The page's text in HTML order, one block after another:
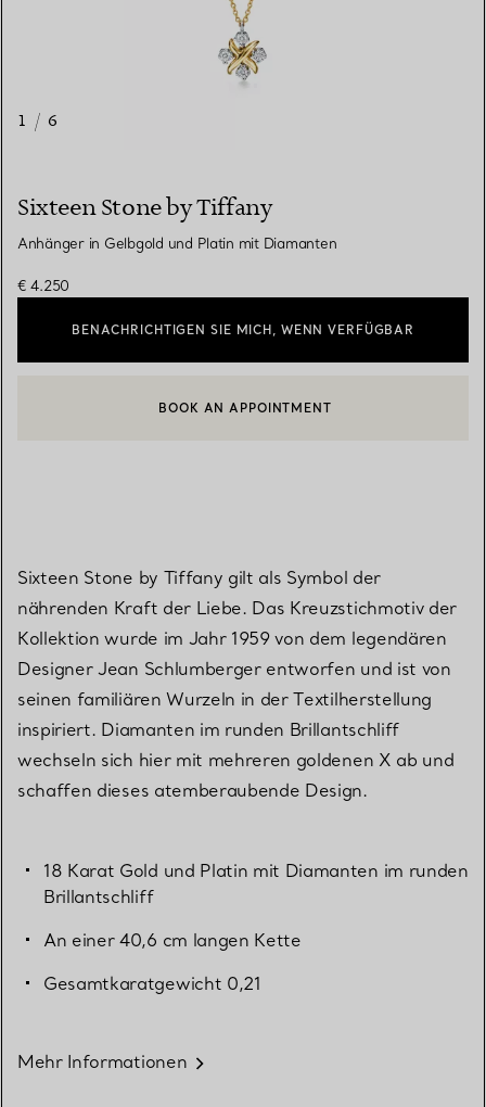
1 / 6
Sixteen Stone by Tiffany
Anhänger in Gelbgold und Platin mit Diamanten
€ 4.250
BENACHRICHTIGEN SIE MICH, WENN VERFÜGBAR
EINEN KUNDENBERATER KONTAKTIEREN ODER EINEN
BOOK AN APPOINTMENT
Sixteen Stone by Tiffany gilt als Symbol der
nährenden Kraft der Liebe. Das Kreuzstichmotiv der
Kollektion wurde im Jahr 1959 von dem legendären
Designer Jean Schlumberger entworfen und ist von
seinen familiären Wurzeln in der Textilherstellung
inspiriert. Diamanten im runden Brillantschliff
wechseln sich hier mit mehreren goldenen X ab und
schaffen dieses atemberaubende Design.
18 Karat Gold und Platin mit Diamanten im runden
Brillantschliff
An einer 40,6 cm langen Kette
Gesamtkaratgewicht 0,21
Mehr Informationen